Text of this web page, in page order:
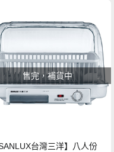
售完，補貨中
SANLUX台灣三洋】八人份